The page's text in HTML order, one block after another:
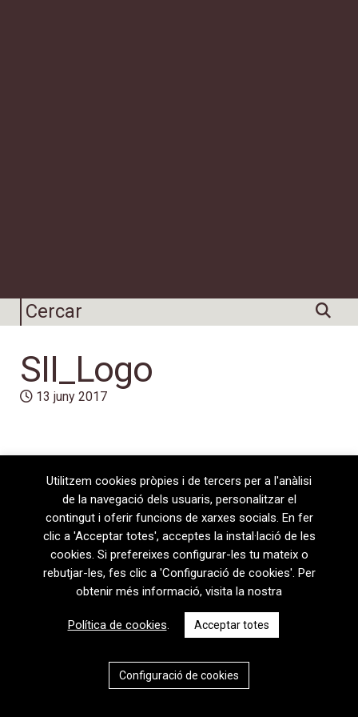
SII_Logo
13 juny 2017
08720 Vilafranca del Penedès · General Prim 5, 2n · Barcelona
contem@contem.es
Política de privacitat|Política de cookies
CAT
ESP
Utilitzem cookies pròpies i de tercers per a l'anàlisi
de la navegació dels usuaris, personalitzar el
contingut i oferir funcions de xarxes socials. En fer
clic a 'Acceptar totes', acceptes la instal·lació de les
cookies. Si prefereixes configurar-les tu mateix o
rebutjar-les, fes clic a 'Configuració de cookies'. Per
obtenir més informació, visita la nostra
Política de cookies. Acceptar totes
Configuració de cookies